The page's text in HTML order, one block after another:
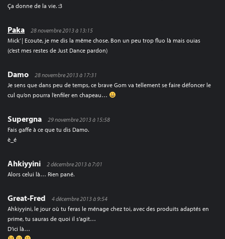
Ça donne de la vie. :3
Paka
28 novembre 2013 à 13:15
Mick’ | Ecoute, je me dis la même chose. Bon un peu trop fluo là mais ouias
(c’est mes restes de Just Dance pardon)
Damo
28 novembre 2013 à 17:31
Je sens que dans peu de temps, ce brave Gom va tellement se faire défoncer le
cul qu’on pourra l’enfiler en chapeau…
Supergna
29 novembre 2013 à 15:58
Fais gaffe à ce que tu dis Damo.
è_é
Ahkiyyini
2 décembre 2013 à 7:01
Alors celui là… Rien pané.
Great-Fred
4 décembre 2013 à 9:54
Ahkiyyini, le jour où tu feras le ménage chez toi, avec des produits adaptés en
prime, tu sauras de quoi il s’agit…
D’ici là…